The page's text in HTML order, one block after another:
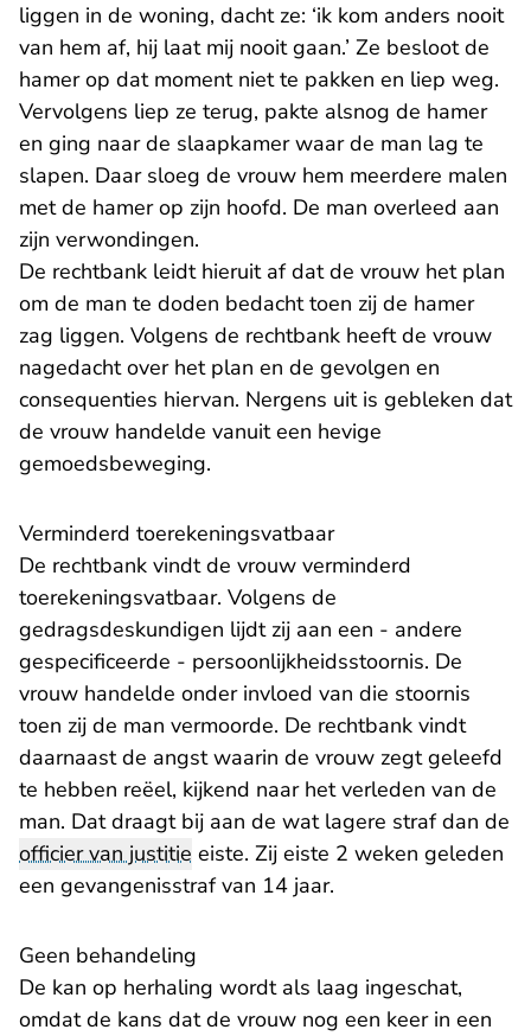
liggen in de woning, dacht ze: ‘ik kom anders nooit
van hem af, hij laat mij nooit gaan.’ Ze besloot de
hamer op dat moment niet te pakken en liep weg.
Vervolgens liep ze terug, pakte alsnog de hamer
en ging naar de slaapkamer waar de man lag te
slapen. Daar sloeg de vrouw hem meerdere malen
met de hamer op zijn hoofd. De man overleed aan
zijn verwondingen.
De rechtbank leidt hieruit af dat de vrouw het plan
om de man te doden bedacht toen zij de hamer
zag liggen. Volgens de rechtbank heeft de vrouw
nagedacht over het plan en de gevolgen en
consequenties hiervan. Nergens uit is gebleken dat
de vrouw handelde vanuit een hevige
gemoedsbeweging.
Verminderd toerekeningsvatbaar
De rechtbank vindt de vrouw verminderd
toerekeningsvatbaar. Volgens de
gedragsdeskundigen lijdt zij aan een - andere
gespecificeerde - persoonlijkheidsstoornis. De
vrouw handelde onder invloed van die stoornis
toen zij de man vermoorde. De rechtbank vindt
daarnaast de angst waarin de vrouw zegt geleefd
te hebben reëel, kijkend naar het verleden van de
man. Dat draagt bij aan de wat lagere straf dan de
officier van justitie eiste. Zij eiste 2 weken geleden
een gevangenisstraf van 14 jaar.
Geen behandeling
De kan op herhaling wordt als laag ingeschat,
omdat de kans dat de vrouw nog een keer in een